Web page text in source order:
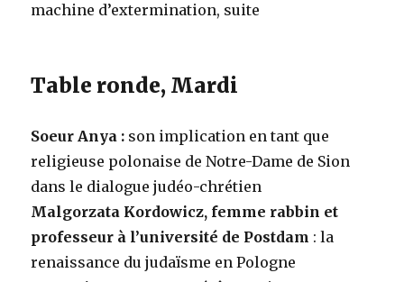
machine d’extermination, suite
Table ronde, Mardi
Soeur Anya : son implication en tant que
religieuse polonaise de Notre-Dame de Sion
dans le dialogue judéo-chrétien
Malgorzata Kordowicz, femme rabbin et
professeur à l’université de Postdam : la
renaissance du judaïsme en Pologne